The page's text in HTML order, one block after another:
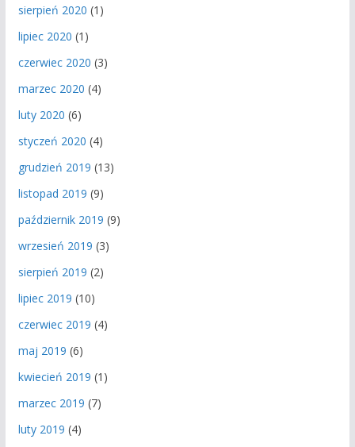
sierpień 2020 (1)
lipiec 2020 (1)
czerwiec 2020 (3)
marzec 2020 (4)
luty 2020 (6)
styczeń 2020 (4)
grudzień 2019 (13)
listopad 2019 (9)
październik 2019 (9)
wrzesień 2019 (3)
sierpień 2019 (2)
lipiec 2019 (10)
czerwiec 2019 (4)
maj 2019 (6)
kwiecień 2019 (1)
marzec 2019 (7)
luty 2019 (4)